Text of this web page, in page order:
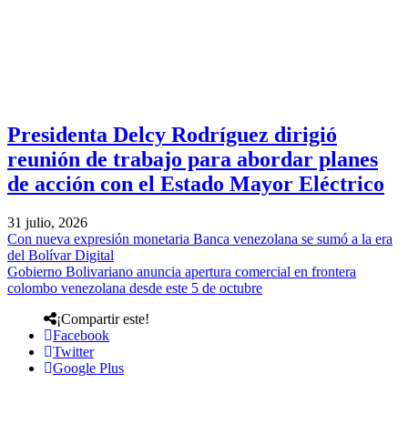
Presidenta Delcy Rodríguez dirigió
reunión de trabajo para abordar planes
de acción con el Estado Mayor Eléctrico
31 julio, 2026
Con nueva expresión monetaria Banca venezolana se sumó a la era
del Bolívar Digital
Gobierno Bolivariano anuncia apertura comercial en frontera
colombo venezolana desde este 5 de octubre
¡Compartir este!
Facebook
Twitter
Google Plus